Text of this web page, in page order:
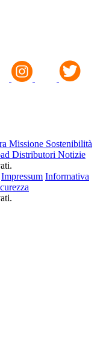
Missione Sostenibilità
Distributori Notizie
Impressum Informativa